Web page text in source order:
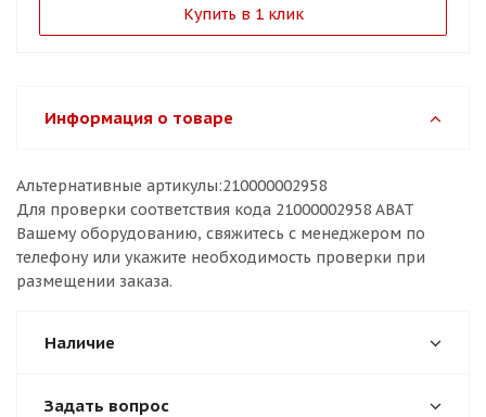
Купить в 1 клик
Информация о товаре
Альтернативные артикулы:210000002958
Для проверки соответствия кода 21000002958 ABAT
Вашему оборудованию, свяжитесь с менеджером по
телефону или укажите необходимость проверки при
размещении заказа.
Наличие
Задать вопрос